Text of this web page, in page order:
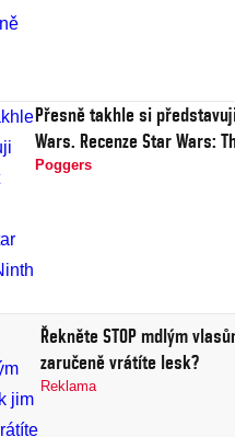
Přesně takhle si
Wars. Recenze Star Wars:
Poggers
Řekněte STOP mdlým
zaručeně vrátíte lesk?
Reklama